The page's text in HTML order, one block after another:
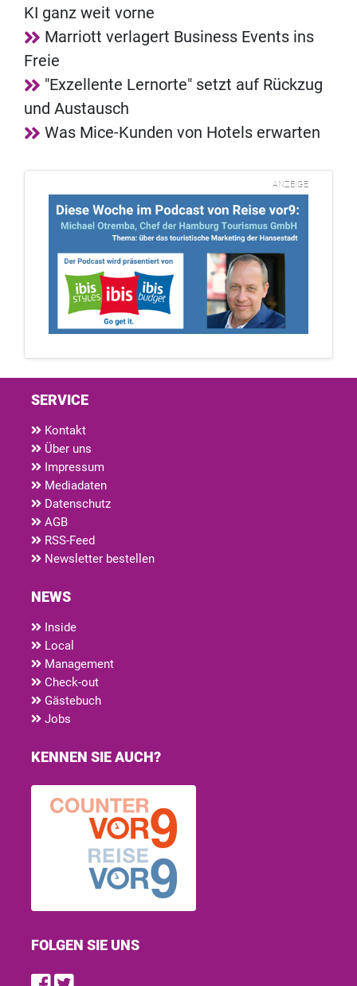
KI ganz weit vorne
Marriott verlagert Business Events ins
Freie
"Exzellente Lernorte" setzt auf Rückzug
und Austausch
Was Mice-Kunden von Hotels erwarten
ANZEIGE
SERVICE
Kontakt
Über uns
Impressum
Mediadaten
Datenschutz
AGB
RSS-Feed
Newsletter bestellen
NEWS
Inside
Local
Management
Check-out
Gästebuch
Jobs
KENNEN SIE AUCH?
FOLGEN SIE UNS